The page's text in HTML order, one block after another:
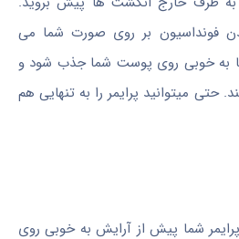
فونداسیون بر روی صورت شما می
به خوبی روی پوست شما جذب شود و
میتوانید پرایمر را به تنهایی هم
تا پرایمر شما پیش از آرایش به خوبی روی